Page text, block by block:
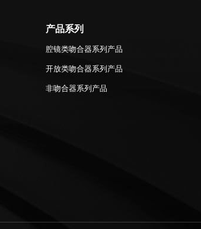
产品系列
腔镜类吻合器系列产品
开放类吻合器系列产品
非吻合器系列产品